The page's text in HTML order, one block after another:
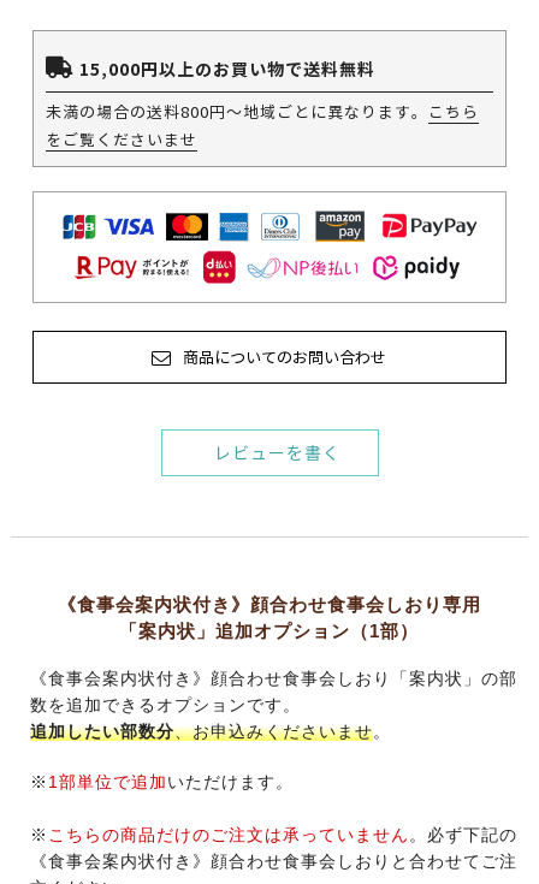
15,000円以上のお買い物で送料無料
未満の場合の送料800円～地域ごとに異なります。
こちら
をご覧くださいませ
商品についてのお問い合わせ
レビューを書く
《食事会案内状付き》顔合わせ食事会しおり専用
「案内状」追加オプション（1部）
《食事会案内状付き》顔合わせ食事会しおり「案内状」の部
数を追加できるオプションです。
追加したい部数分、お申込みくださいませ。
※ 1部単位で追加いただけます。
※ こちらの商品だけのご注文は承っていません。必ず下記の
《食事会案内状付き》顔合わせ食事会しおりと合わせてご注